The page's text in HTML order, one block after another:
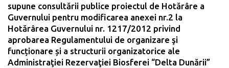
supune consultării publice proiectul de Hotărâre a
Guvernului pentru modificarea anexei nr.2 la
Hotărârea Guvernului nr. 1217/2012 privind
aprobarea Regulamentului de organizare şi
funcționare și a structurii organizatorice ale
Administraţiei Rezervaţiei Biosferei “Delta Dunării”